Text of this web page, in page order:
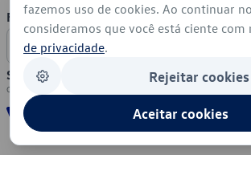
Formas de Pagamento
Segurança
fazemos uso de cookies. Ao continuar
consideramos que você está ciente com
de privacidade.
Rejeitar cookies
Aceitar cookies